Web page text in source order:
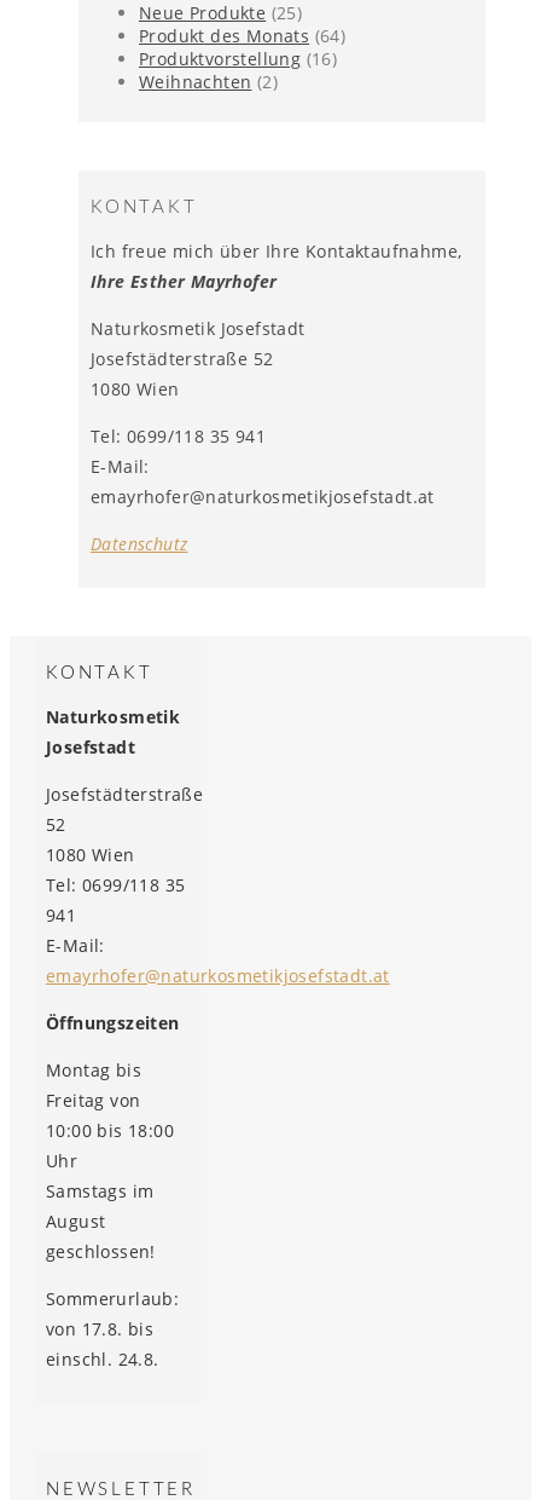
Neue Produkte (25)
Produkt des Monats (64)
Produktvorstellung (16)
Weihnachten (2)
KONTAKT
Ich freue mich über Ihre Kontaktaufnahme,
Ihre Esther Mayrhofer
Naturkosmetik Josefstadt
Josefstädterstraße 52
1080 Wien
Tel: 0699/118 35 941
E-Mail:
emayrhofer@naturkosmetikjosefstadt.at
Datenschutz
KONTAKT
Naturkosmetik
Josefstadt
Josefstädterstraße
52
1080 Wien
Tel: 0699/118 35
941
E-Mail:
emayrhofer@naturkosmetikjosefstadt.at
Öffnungszeiten
Montag bis
Freitag von
10:00 bis 18:00
Uhr
Samstags im
August
geschlossen!
Sommerurlaub:
von 17.8. bis
einschl. 24.8.
NEWSLETTER